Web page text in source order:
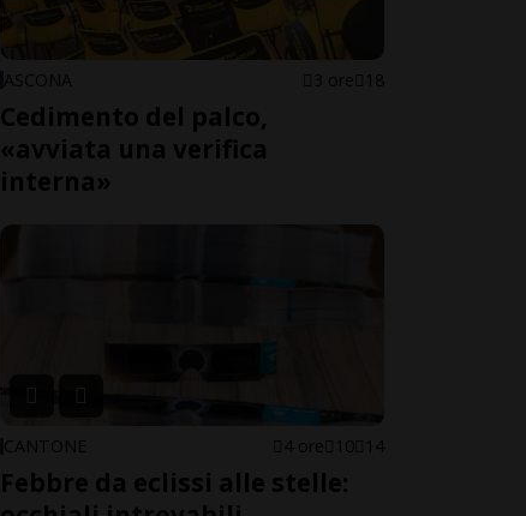
ASCONA 3 ore 18
Cedimento del palco,
«avviata una verifica
interna»
CANTONE 4 ore 10 14
Febbre da eclissi alle stelle: